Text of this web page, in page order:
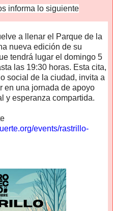
informa lo siguiente
a llenar el Parque de la
nueva edición de su
tendrá lugar el domingo 5
las 19:30 horas. Esta cita,
social de la ciudad, invita a
en una jornada de apoyo
y esperanza compartida.
events/rastrillo-